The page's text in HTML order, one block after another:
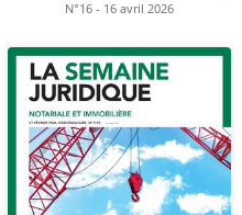
N°16 - 16 avril 2026